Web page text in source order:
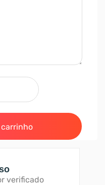
Page Likes e Seguidores
verificado